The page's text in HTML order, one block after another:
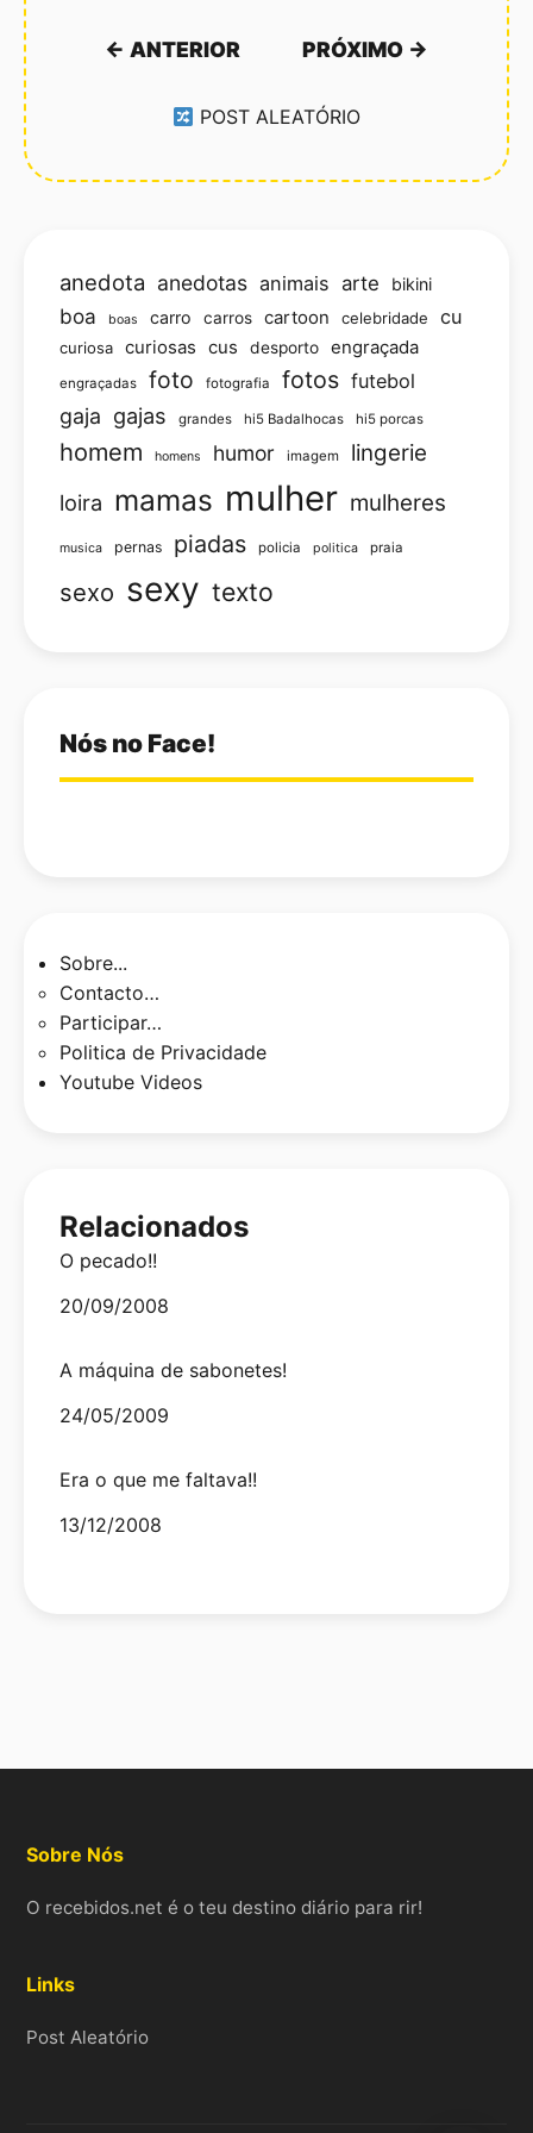
← ANTERIOR PRÓXIMO →
POST ALEATÓRIO
anedota anedotas animais arte bikini
boa boas carro carros cartoon celebridade cu
curiosa curiosas cus desporto engraçada
engraçadas foto fotografia fotos futebol
gaja gajas grandes hi5 Badalhocas hi5 porcas
homem homens humor imagem lingerie
loira mamas mulher mulheres
musica pernas piadas policia politica praia
sexo sexy texto
Nós no Face!
Sobre...
Contacto…
Participar…
Politica de Privacidade
Youtube Videos
Relacionados
O pecado!!
Date
20/09/2008
A máquina de sabonetes!
Date
24/05/2009
Era o que me faltava!!
Date
13/12/2008
Sobre Nós
O recebidos.net é o teu destino diário para rir!
Links
Post Aleatório